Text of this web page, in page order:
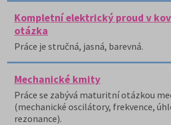
Kompletní elektrický proud v
otázka
Práce je stručná, jasná, barevná.
Mechanické kmity
Práce se zabývá maturitní otázkou
(mechanické oscilátory, frekvence,
rezonance).